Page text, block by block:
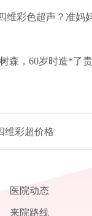
彩色超声？准妈
森，60岁时造*了
维彩超价格
医院动态
来院路线